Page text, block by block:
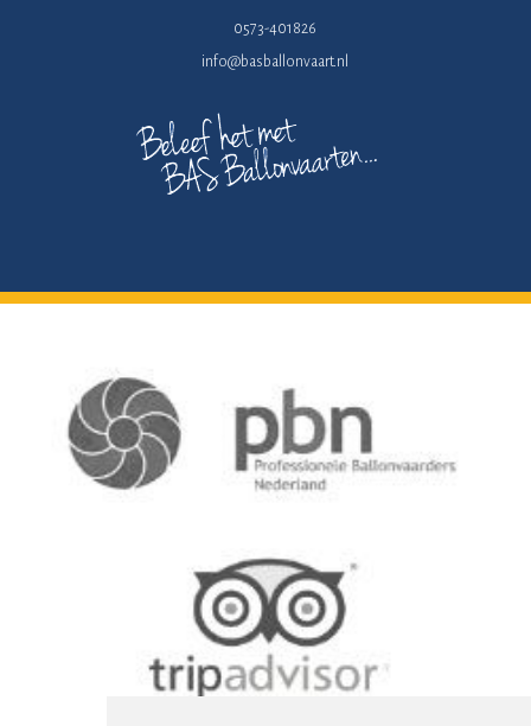
0573-401826
info@basballonvaart.nl